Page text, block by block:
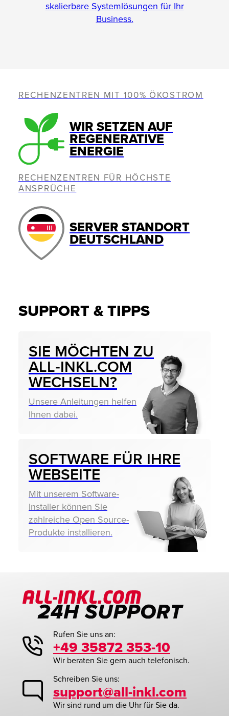
skalierbare Systemlösungen für Ihr
Business.
RECHENZENTREN MIT 100% ÖKOSTROM
WIR SETZEN AUF
REGENERATIVE
ENERGIE
RECHENZENTREN FÜR HÖCHSTE
ANSPRÜCHE
SERVER STANDORT
DEUTSCHLAND
SUPPORT & TIPPS
SIE MÖCHTEN ZU
ALL‑INKL.COM
WECHSELN?
Unsere Anleitungen helfen
Ihnen dabei.
SOFTWARE FÜR IHRE
WEBSEITE
Mit unserem Software-
Installer können Sie
zahlreiche Open Source-
Produkte installieren.
Rufen Sie uns an:
+49 35872 353-10
Wir beraten Sie gern auch telefonisch.
Schreiben Sie uns:
support@all-inkl.com
Wir sind rund um die Uhr für Sie da.